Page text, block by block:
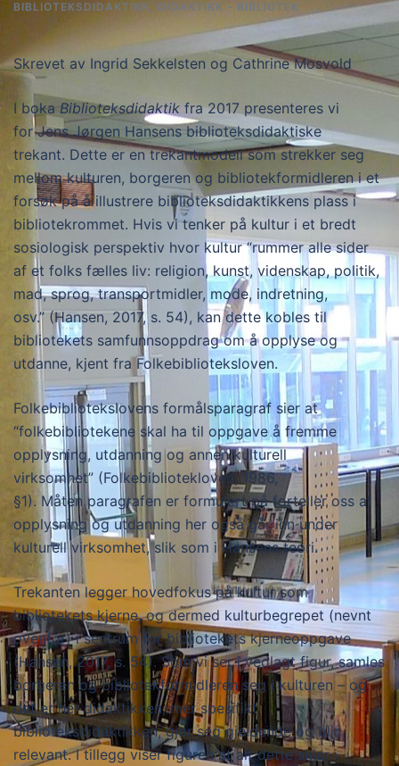
BIBLIOTEKSDIDAKTIKK, DIDAKTIKK - BIBLIOTEK
Skrevet av Ingrid Sekkelsten og Cathrine Mosvold
I boka Biblioteksdidaktikfra 2017 presenteres vi
for Jens Jørgen Hansens biblioteksdidaktiske
trekant. Dette er en trekantmodell som strekker seg
mellom kulturen, borgeren og bibliotekformidleren i et
forsøk på å illustrere biblioteksdidaktikkens plass i
bibliotekrommet. Hvis vi tenker på kultur i et bredt
sosiologisk perspektiv hvor kultur “rummer alle sider
af et folks fælles liv: religion, kunst, videnskap, politik,
mad, sprog, transportmidler, mode, indretning,
osv.” (Hansen, 2017, s. 54), kan dette kobles til
bibliotekets samfunnsoppdrag om å opplyse og
utdanne, kjent fra Folkebiblioteksloven.
Folkebibliotekslovens formålsparagraf sier at
“folkebibliotekene skal ha til oppgave å fremme
opplysning, utdanning og annen kulturell
virksomhet” (Folkebibliotekloven, 1986,
§1). Måten paragrafen er formulert på forteller oss at
opplysning og utdanning her også går inn under
kulturell virksomhet, slik som i Hansens teori.
Trekanten legger hovedfokus på kultur som
bibliotekets kjerne, og dermed kulturbegrepet (nevnt
ovenfor) i sentrum for bibliotekets kjerneoppgave
(Hansen, 2017, s. 54). Som vi ser i vedlagt figur, samles
borgeren og bibliotekformidleren seg i kulturen – og
det er her didaktikken, mer spesifikt
biblioteksdidaktikken, gjør seg gjeldende og blir
relevant. I tillegg viser figuren at alt dette skjer i